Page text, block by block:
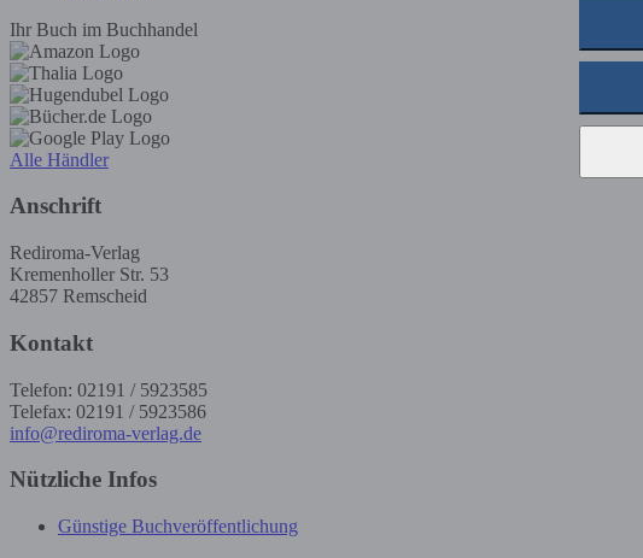
Ihr Buch im Buchhandel
Alle Händler
Anschrift
Rediroma-Verlag
Kremenholler Str. 53
42857 Remscheid
Kontakt
Telefon: 02191 / 5923585
Telefax: 02191 / 5923586
info@rediroma-verlag.de
Nützliche Infos
Günstige Buchveröffentlichung